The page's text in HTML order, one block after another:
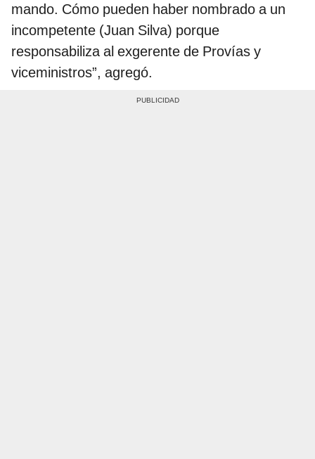
mando. Cómo pueden haber nombrado a un
incompetente (Juan Silva) porque
responsabiliza al exgerente de Provías y
viceministros”, agregó.